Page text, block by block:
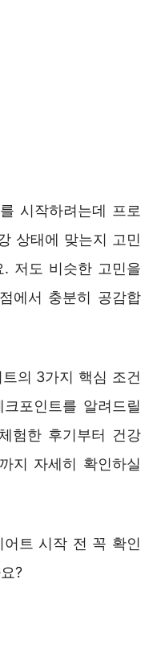
시작하려는데 프로
상태에 맞는지 고민
저도 비슷한 고민을
에서 충분히 공감합
의 3가지 핵심 조건
포인트를 알려드릴
험한 후기부터 건강
지 자세히 확인하실
트 시작 전 꼭 확인
?